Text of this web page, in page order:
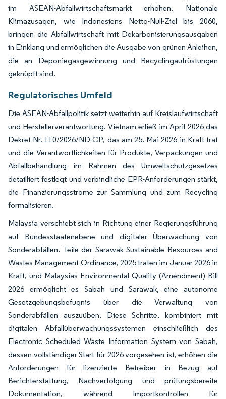
im ASEAN-Abfallwirtschaftsmarkt erhöhen. Nationale
Klimazusagen, wie Indonesiens Netto-Null-Ziel bis 2060,
bringen die Abfallwirtschaft mit Dekarbonisierungsausgaben
in Einklang und ermöglichen die Ausgabe von grünen Anleihen,
die an Deponiegasgewinnung und Recyclingaufrüstungen
geknüpft sind.
Regulatorisches Umfeld
Die ASEAN-Abfallpolitik setzt weiterhin auf Kreislaufwirtschaft
und Herstellerverantwortung. Vietnam erließ im April 2026 das
Dekret Nr. 110/2026/ND-CP, das am 25. Mai 2026 in Kraft trat
und die Verantwortlichkeiten für Produkte, Verpackungen und
Abfallbehandlung im Rahmen des Umweltschutzgesetzes
detailliert festlegt und verbindliche EPR-Anforderungen stärkt,
die Finanzierungsströme zur Sammlung und zum Recycling
formalisieren.
Malaysia verschiebt sich in Richtung einer Regierungsführung
auf Bundesstaatenebene und digitaler Überwachung von
Sonderabfällen. Teile der Sarawak Sustainable Resources and
Wastes Management Ordinance, 2025 traten im Januar 2026 in
Kraft, und Malaysias Environmental Quality (Amendment) Bill
2026 ermöglicht es Sabah und Sarawak, eine autonome
Gesetzgebungsbefugnis über die Verwaltung von
Sonderabfällen auszuüben. Diese Schritte, kombiniert mit
digitalen Abfallüberwachungssystemen einschließlich des
Electronic Scheduled Waste Information System von Sabah,
dessen vollständiger Start für 2026 vorgesehen ist, erhöhen die
Anforderungen für lizenzierte Betreiber in Bezug auf
Berichterstattung, Nachverfolgung und prüfungsbereite
Dokumentation, während Importkontrollen für